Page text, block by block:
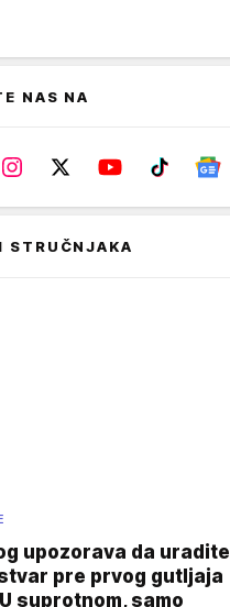
NAS NA
STRUČNJAKA
upozorava da uradite
pre prvog gutljaja
suprotnom, samo